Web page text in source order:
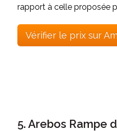
rapport à celle proposée
Vérifier le prix sur
5. Arebos Rampe